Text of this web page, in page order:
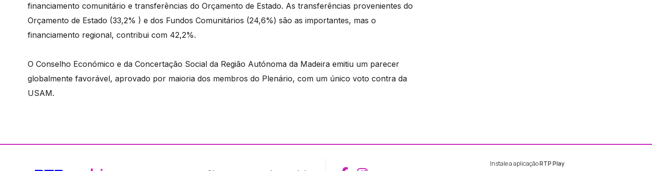
financiamento comunitário e transferências do Orçamento de Estado. As transferências provenientes do
Orçamento de Estado (33,2% ) e dos Fundos Comunitários (24,6%) são as importantes, mas o
financiamento regional, contribui com 42,2%.
O Conselho Económico e da Concertação Social da Região Autónoma da Madeira emitiu um parecer
globalmente favorável, aprovado por maioria dos membros do Plenário, com um único voto contra da
USAM.
Instale a aplicaçãoRTP Play